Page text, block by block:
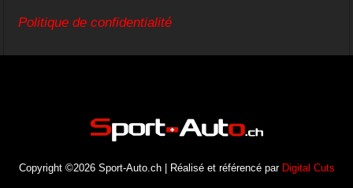
Politique de confidentialité
Copyright ©2026 Sport-Auto.ch | Réalisé et référencé par Digital Cuts